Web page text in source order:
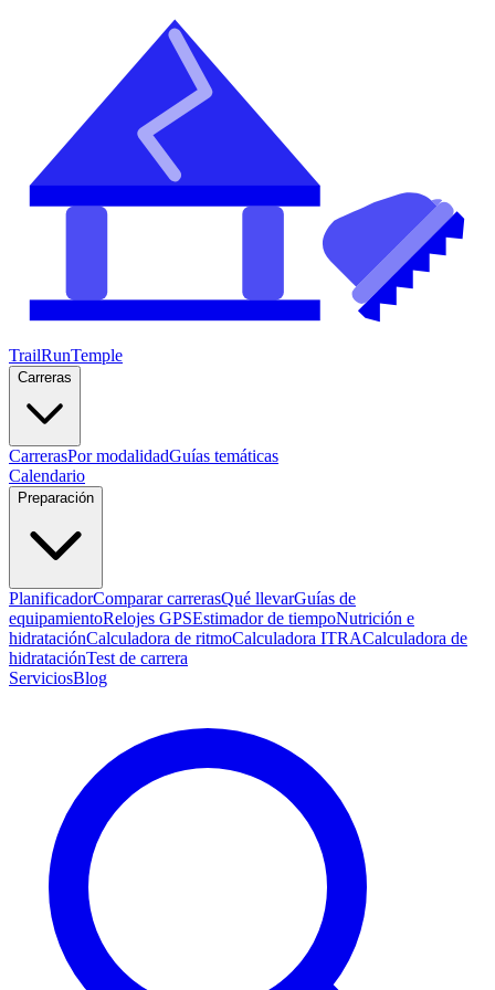
TrailRunTemple
Carreras
CarrerasPor modalidadGuías temáticas
Calendario
Preparación
PlanificadorComparar carrerasQué llevarGuías de
equipamientoRelojes GPSEstimador de tiempoNutrición e
hidrataciónCalculadora de ritmoCalculadora ITRACalculadora de
hidrataciónTest de carrera
ServiciosBlog